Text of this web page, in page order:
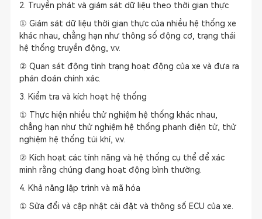
2. Truyền phát và giám sát dữ liệu theo thời gian thực
① Giám sát dữ liệu thời gian thực của nhiều hệ thống xe
khác nhau, chẳng hạn như thông số động cơ, trạng thái
hệ thống truyền động, v.v.
② Quan sát động tình trạng hoạt động của xe và đưa ra
phán đoán chính xác.
3. Kiểm tra và kích hoạt hệ thống
① Thực hiện nhiều thử nghiệm hệ thống khác nhau,
chẳng hạn như thử nghiệm hệ thống phanh điện tử, thử
nghiệm hệ thống túi khí, v.v.
② Kích hoạt các tính năng và hệ thống cụ thể để xác
minh rằng chúng đang hoạt động bình thường.
4. Khả năng lập trình và mã hóa
① Sửa đổi và cập nhật cài đặt và thông số ECU của xe.